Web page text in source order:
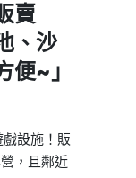
賣
、沙
~」
設施！販
，且鄰近